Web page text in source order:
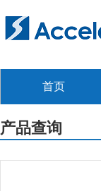
首页
产品查询